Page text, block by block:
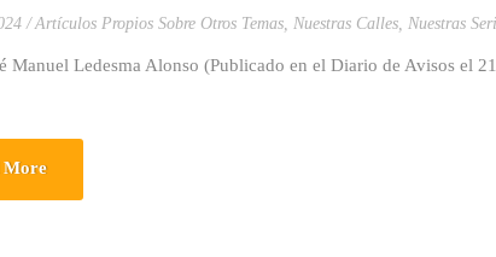
Artículos Propios Sobre Otros Temas, Nuestras Calles, Nuestras
Manuel Ledesma Alonso (Publicado en el Diario de Avisos el
More